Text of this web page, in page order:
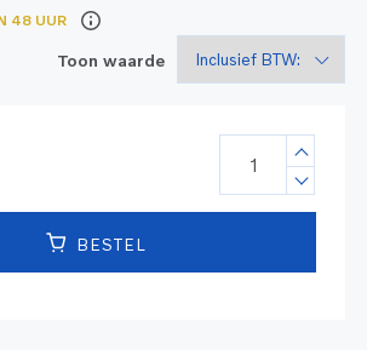
48 UUR
Toon waarde
BESTEL